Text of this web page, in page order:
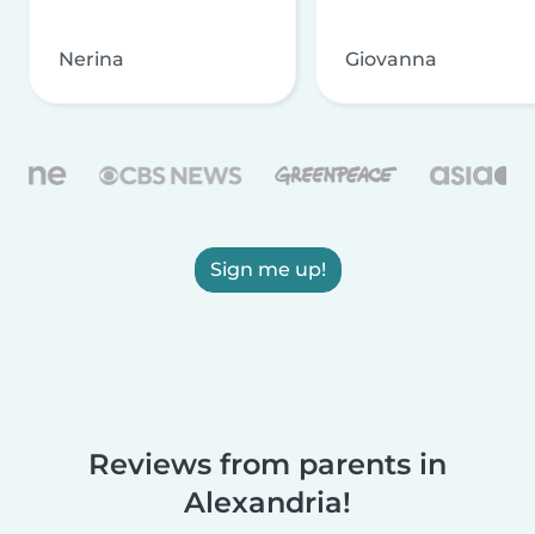
Nerina Giovanna
Sign me up!
Reviews from parents in
Alexandria!